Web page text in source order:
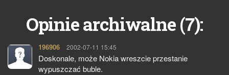
Opinie archiwalne (7):
196906 pisze:
2002-07-11 15:45
Doskonale, może Nokia wreszcie przestanie
wypuszczać buble.